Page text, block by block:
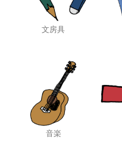
文房具
音楽